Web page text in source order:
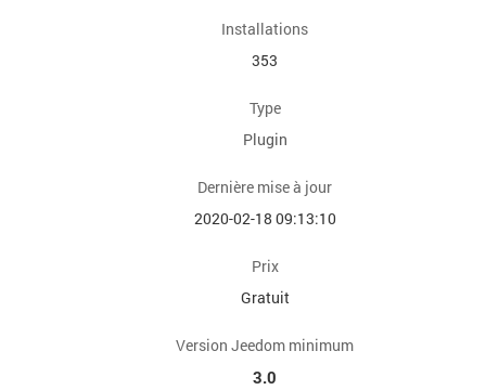
Installations
353
Type
Plugin
Dernière mise à jour
2020-02-18 09:13:10
Prix
Gratuit
Version Jeedom minimum
3.0